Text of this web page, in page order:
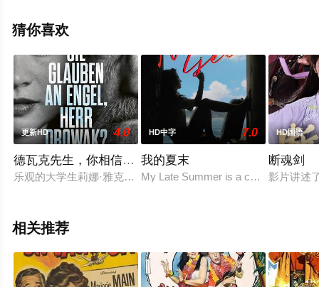
步至豆瓣电影、电视猫或剧情网等平台了解。
猜你喜欢
更新HD 4.0
德瓦克先生，你相信天使吗？
乐观的大学生莉娜·雅克比申请加入一项帮助边缘人群的社工项
HD中字 7.0
我的夏末
My Late Summer is a comedy-
HD国语
断魂剑
影片讲述
相关推荐